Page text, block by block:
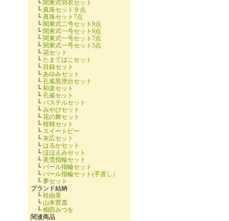
└ 関東式羽衣セット
└ 真珠セット９点
└ 真珠セット7点
└ 関東式二号セット9点
└ 関東式一号セット9点
└ 関東式一号セット7点
└ 関東式一号セット5点
└ 花セット
└ たまてばこセット
└ 目録セット
└ あゆみセット
└ 孔雀黒塗台セット
└ 和楽セット
└ 孔雀セット
└ パステルセット
└ みやびセット
└ 花の舞セット
└ 桜桃セット
└ スイートピー
└ 末広セット
└ はるかセット
└ ほほえみセット
└ 美雪指輪セット
└ パール指輪セット
└ パール指輪セット(手渡し）
└ 夢セット
ブランド結納
└ 桂由美
└ 山本寛斎
└ 相田みつを
関連商品